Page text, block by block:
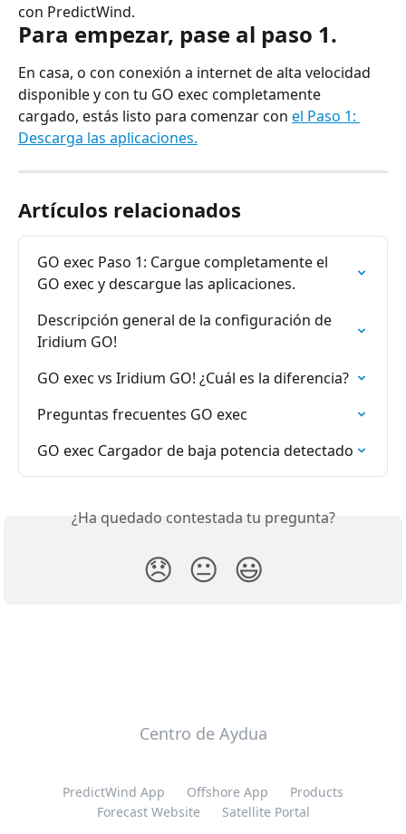
con PredictWind.
Para empezar, pase al paso 1.
En casa, o con conexión a internet de alta velocidad
disponible y con tu GO exec completamente
cargado, estás listo para comenzar con el Paso 1:
Descarga las aplicaciones.
Artículos relacionados
GO exec Paso 1: Cargue completamente el
GO exec y descargue las aplicaciones.
Descripción general de la configuración de
Iridium GO!
GO exec vs Iridium GO! ¿Cuál es la diferencia?
Preguntas frecuentes GO exec
GO exec Cargador de baja potencia detectado
¿Ha quedado contestada tu pregunta?
😞 😐 😃
Centro de Aydua
PredictWind App Offshore App
Products
Forecast Website
Satellite Portal